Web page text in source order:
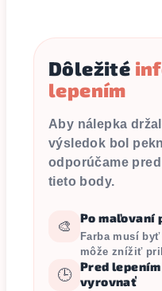
Dôležité
lepením
Aby nálepka
výsledok bol
odporúčame
tieto body.
🎨
Po maľovaní
Farba musí
môže znížiť
🕒
Pred
vyrovnať